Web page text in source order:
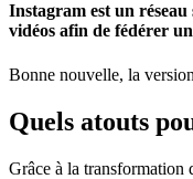
Instagram est un
vidéos afin de fédérer
Bonne nouvelle, la
Quels atouts
Grâce à la transformation